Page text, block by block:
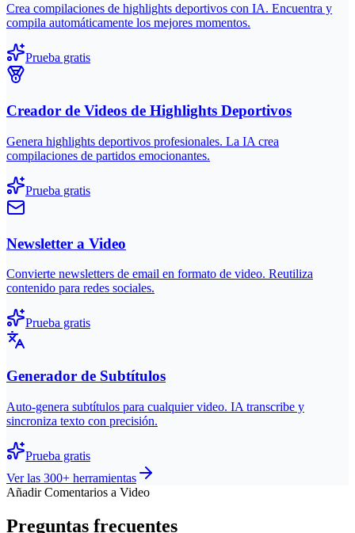
Crea compilaciones de highlights deportivos con IA. Encuentra y
compila automáticamente los mejores momentos.
Prueba gratis
Creador de Videos de Highlights Deportivos
Genera highlights deportivos profesionales. La IA crea
compilaciones de partidos emocionantes.
Prueba gratis
Newsletter a Video
Convierte newsletters de email en formato de video. Reutiliza
contenido para redes sociales.
Prueba gratis
Generador de Subtítulos
Auto-genera subtítulos para cualquier video. IA transcribe y
sincroniza texto con precisión.
Prueba gratis
Ver las 300+ herramientas
Añadir Comentarios a Video
Preguntas frecuentes